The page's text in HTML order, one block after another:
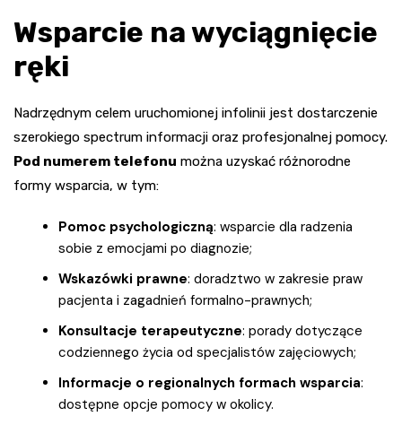
Wsparcie na wyciągnięcie
ręki
Nadrzędnym celem uruchomionej infolinii jest dostarczenie
szerokiego spectrum informacji oraz profesjonalnej pomocy.
Pod numerem telefonu można uzyskać różnorodne
formy wsparcia, w tym:
Pomoc psychologiczną: wsparcie dla radzenia
sobie z emocjami po diagnozie;
Wskazówki prawne: doradztwo w zakresie praw
pacjenta i zagadnień formalno-prawnych;
Konsultacje terapeutyczne: porady dotyczące
codziennego życia od specjalistów zajęciowych;
Informacje o regionalnych formach wsparcia:
dostępne opcje pomocy w okolicy.